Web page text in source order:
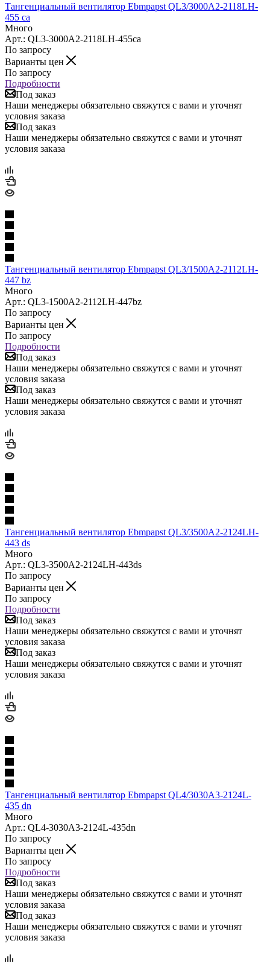
Тангенциальный вентилятор Ebmpapst QL3/3000A2-2118LH-
455 ca
Много
Арт.: QL3-3000A2-2118LH-455ca
По запросу
Варианты цен
По запросу
Подробности
Под заказ
Наши менеджеры обязательно свяжутся с вами и уточнят
условия заказа
Под заказ
Наши менеджеры обязательно свяжутся с вами и уточнят
условия заказа
Тангенциальный вентилятор Ebmpapst QL3/1500A2-2112LH-
447 bz
Много
Арт.: QL3-1500A2-2112LH-447bz
По запросу
Варианты цен
По запросу
Подробности
Под заказ
Наши менеджеры обязательно свяжутся с вами и уточнят
условия заказа
Под заказ
Наши менеджеры обязательно свяжутся с вами и уточнят
условия заказа
Тангенциальный вентилятор Ebmpapst QL3/3500A2-2124LH-
443 ds
Много
Арт.: QL3-3500A2-2124LH-443ds
По запросу
Варианты цен
По запросу
Подробности
Под заказ
Наши менеджеры обязательно свяжутся с вами и уточнят
условия заказа
Под заказ
Наши менеджеры обязательно свяжутся с вами и уточнят
условия заказа
Тангенциальный вентилятор Ebmpapst QL4/3030А3-2124L-
435 dn
Много
Арт.: QL4-3030А3-2124L-435dn
По запросу
Варианты цен
По запросу
Подробности
Под заказ
Наши менеджеры обязательно свяжутся с вами и уточнят
условия заказа
Под заказ
Наши менеджеры обязательно свяжутся с вами и уточнят
условия заказа